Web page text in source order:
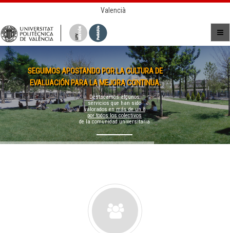
Valencià
SEGUIMOS APOSTANDO POR LA CULTURA DE
EVALUACIÓN PARA LA MEJORA CONTINUA.
Destacamos algunos
servicios que han sido
valorados enmás de un 8
por todos los colectivos
de la comunidad universitaria